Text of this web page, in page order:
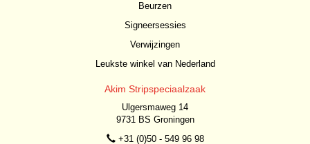
Beurzen
Signeersessies
Verwijzingen
Leukste winkel van Nederland
Akim Stripspeciaalzaak
Ulgersmaweg 14
9731 BS Groningen
+31 (0)50 - 549 96 98